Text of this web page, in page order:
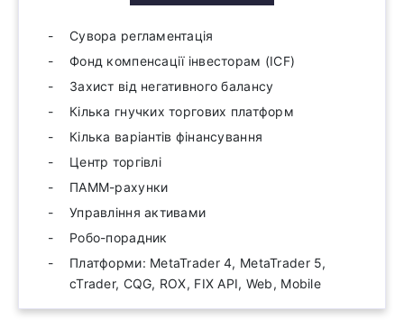
Сувора регламентація
Фонд компенсації інвесторам (ICF)
Захист від негативного балансу
Кілька гнучких торгових платформ
Кілька варіантів фінансування
Центр торгівлі
ПАММ-рахунки
Управління активами
Робо-порадник
Платформи: MetaTrader 4, MetaTrader 5,
cTrader, CQG, ROX, FIX API, Web, Mobile